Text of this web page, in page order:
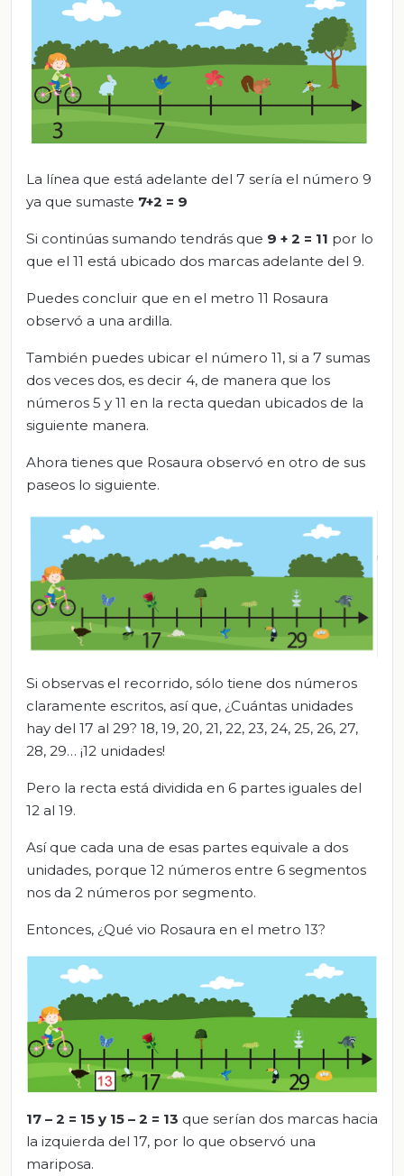
La línea que está adelante del 7 sería el número 9
ya que sumaste 7+2 = 9
Si continúas sumando tendrás que 9 + 2 = 11 por lo
que el 11 está ubicado dos marcas adelante del 9.
Puedes concluir que en el metro 11 Rosaura
observó a una ardilla.
También puedes ubicar el número 11, si a 7 sumas
dos veces dos, es decir 4, de manera que los
números 5 y 11 en la recta quedan ubicados de la
siguiente manera.
Ahora tienes que Rosaura observó en otro de sus
paseos lo siguiente.
Si observas el recorrido, sólo tiene dos números
claramente escritos, así que, ¿Cuántas unidades
hay del 17 al 29? 18, 19, 20, 21, 22, 23, 24, 25, 26, 27,
28, 29… ¡12 unidades!
Pero la recta está dividida en 6 partes iguales del
12 al 19.
Así que cada una de esas partes equivale a dos
unidades, porque 12 números entre 6 segmentos
nos da 2 números por segmento.
Entonces, ¿Qué vio Rosaura en el metro 13?
17 – 2 = 15 y 15 – 2 = 13 que serían dos marcas hacia
la izquierda del 17, por lo que observó una
mariposa.